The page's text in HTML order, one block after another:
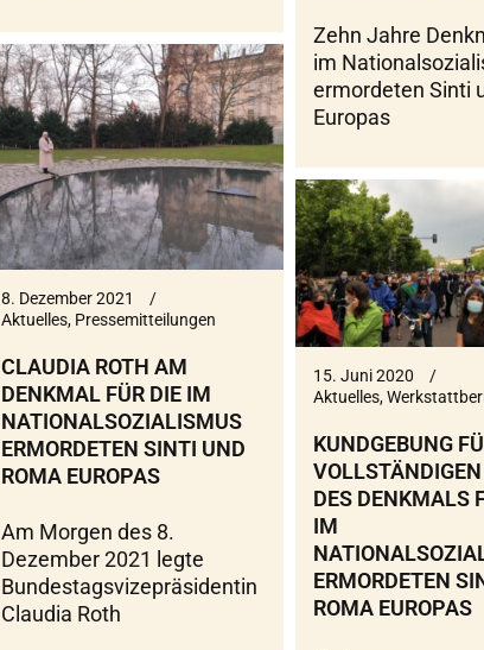
Zehn Jahre
im
ermordeten Sinti
Europas
8. Dezember 2021
Aktuelles, Pressemitteilungen
CLAUDIA ROTH AM
DENKMAL FÜR DIE IM
NATIONALSOZIALISMUS
ERMORDETEN SINTI UND
ROMA EUROPAS
Am Morgen des 8.
Dezember 2021 legte
Bundestagsvizepräsidentin
Claudia Roth
15. Juni 2020
Aktuelles,
KUNDGEBUNG
DES DENKMALS
IM
ERMORDETEN
ROMA EUROPAS